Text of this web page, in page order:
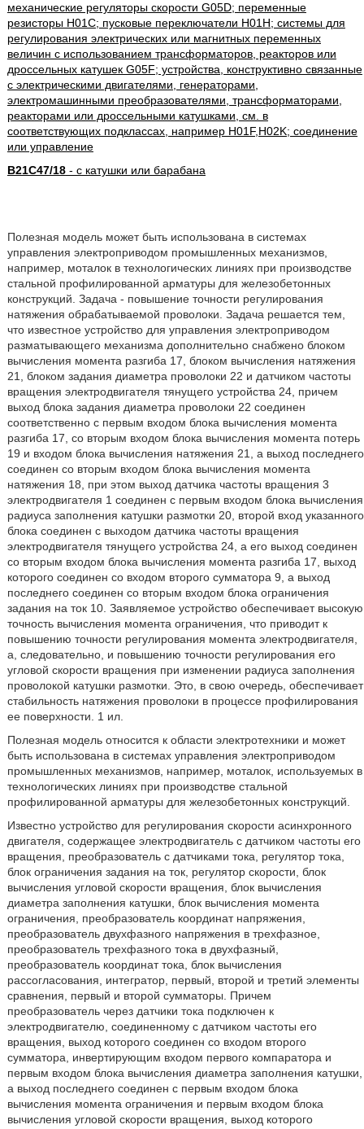
механические регуляторы скорости G05D; переменные
резисторы H01C; пусковые переключатели H01H; системы для
регулирования электрических или магнитных переменных
величин с использованием трансформаторов, реакторов или
дроссельных катушек G05F; устройства, конструктивно связанные
с электрическими двигателями, генераторами,
электромашинными преобразователями, трансформаторами,
реакторами или дроссельными катушками, см. в
соответствующих подклассах, например H01F,H02K; соединение
или управление
B21C47/18- с катушки или барабана
Полезная модель может быть использована в системах
управления электроприводом промышленных механизмов,
например, моталок в технологических линиях при производстве
стальной профилированной арматуры для железобетонных
конструкций. Задача - повышение точности регулирования
натяжения обрабатываемой проволоки. Задача решается тем,
что известное устройство для управления электроприводом
разматывающего механизма дополнительно снабжено блоком
вычисления момента разгиба 17, блоком вычисления натяжения
21, блоком задания диаметра проволоки 22 и датчиком частоты
вращения электродвигателя тянущего устройства 24, причем
выход блока задания диаметра проволоки 22 соединен
соответственно с первым входом блока вычисления момента
разгиба 17, со вторым входом блока вычисления момента потерь
19 и входом блока вычисления натяжения 21, а выход последнего
соединен со вторым входом блока вычисления момента
натяжения 18, при этом выход датчика частоты вращения 3
электродвигателя 1 соединен с первым входом блока вычисления
радиуса заполнения катушки размотки 20, второй вход указанного
блока соединен с выходом датчика частоты вращения
электродвигателя тянущего устройства 24, а его выход соединен
со вторым входом блока вычисления момента разгиба 17, выход
которого соединен со входом второго сумматора 9, а выход
последнего соединен со вторым входом блока ограничения
задания на ток 10. Заявляемое устройство обеспечивает высокую
точность вычисления момента ограничения, что приводит к
повышению точности регулирования момента электродвигателя,
а, следовательно, и повышению точности регулирования его
угловой скорости вращения при изменении радиуса заполнения
проволокой катушки размотки. Это, в свою очередь, обеспечивает
стабильность натяжения проволоки в процессе профилирования
ее поверхности. 1 ил.
Полезная модель относится к области электротехники и может
быть использована в системах управления электроприводом
промышленных механизмов, например, моталок, используемых в
технологических линиях при производстве стальной
профилированной арматуры для железобетонных конструкций.
Известно устройство для регулирования скорости асинхронного
двигателя, содержащее электродвигатель с датчиком частоты его
вращения, преобразователь с датчиками тока, регулятор тока,
блок ограничения задания на ток, регулятор скорости, блок
вычисления угловой скорости вращения, блок вычисления
диаметра заполнения катушки, блок вычисления момента
ограничения, преобразователь координат напряжения,
преобразователь двухфазного напряжения в трехфазное,
преобразователь трехфазного тока в двухфазный,
преобразователь координат тока, блок вычисления
рассогласования, интегратор, первый, второй и третий элементы
сравнения, первый и второй сумматоры. Причем
преобразователь через датчики тока подключен к
электродвигателю, соединенному с датчиком частоты его
вращения, выход которого соединен со входом второго
сумматора, инвертирующим входом первого компаратора и
первым входом блока вычисления диаметра заполнения катушки,
а выход последнего соединен с первым входом блока
вычисления момента ограничения и первым входом блока
вычисления угловой скорости вращения, выход которого